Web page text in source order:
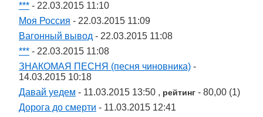
*** - 22.03.2015 11:10
Моя Россия - 22.03.2015 11:09
Вагонный вывод - 22.03.2015 11:08
*** - 22.03.2015 11:08
ЗНАКОМАЯ ПЕСНЯ (песня чиновника) -
14.03.2015 10:18
Давай уедем - 11.03.2015 13:50 , рейтинг - 80,00 (1)
Дорога до смерти - 11.03.2015 12:41